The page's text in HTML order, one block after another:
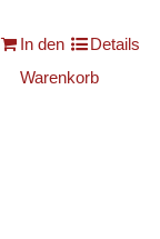
In den
Warenkorb
Details